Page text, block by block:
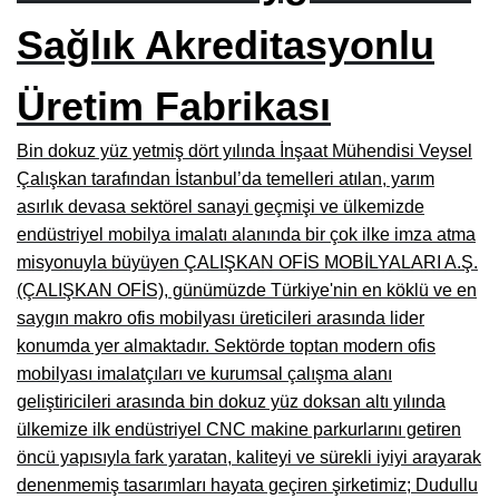
Burdur Mobilya İmalatçıları, Fabrikaları, Mağazaları
Isparta Mobilyacılar, Mobilya Mağazaları, Fabrikaları
Çankırı Mobilyacılar, Mobilya Mağazaları, İmalatçıları
Mersin Mobilyacılar, Mobilya Mağazaları, Üreticileri
Antalya Mobilyacıları, Mobilya Mağazaları, Firmaları
Bolu Mobilyacılar, Mobilya Mağazaları, İmalatçıları
Kırklareli Mobilyacılar, Mobilya Firmaları, Mağazaları
Muğla Mobilyacılar, Mobilya Mağazaları, İmalatçıları
Kastamonu Mobilya Mağazaları, Firmaları
Sakarya Mobilyacılar, Mobilya Mağazaları, İmalatçıları
Sağlık Akreditasyonlu
Üretim Fabrikası
Bin dokuz yüz yetmiş dört yılında İnşaat Mühendisi Veysel
Çalışkan tarafından İstanbul’da temelleri atılan, yarım
asırlık devasa sektörel sanayi geçmişi ve ülkemizde
endüstriyel mobilya imalatı alanında bir çok ilke imza atma
misyonuyla büyüyen ÇALIŞKAN OFİS MOBİLYALARI A.Ş.
(ÇALIŞKAN OFİS), günümüzde Türkiye'nin en köklü ve en
saygın makro ofis mobilyası üreticileri arasında lider
konumda yer almaktadır. Sektörde toptan modern ofis
mobilyası imalatçıları ve kurumsal çalışma alanı
geliştiricileri arasında bin dokuz yüz doksan altı yılında
ülkemize ilk endüstriyel CNC makine parkurlarını getiren
öncü yapısıyla fark yaratan, kaliteyi ve sürekli iyiyi arayarak
denenmemiş tasarımları hayata geçiren şirketimiz; Dudullu